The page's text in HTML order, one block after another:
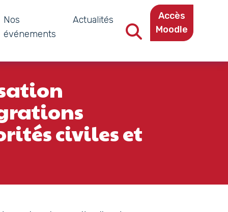
Nos
événements
Actualités
Accès
Moodle
civiles et